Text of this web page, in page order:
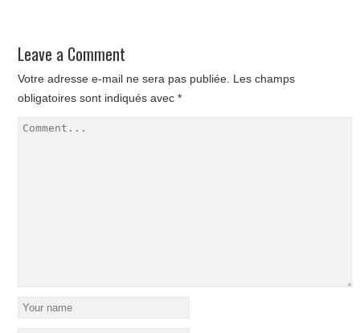
Leave a Comment
Votre adresse e-mail ne sera pas publiée. Les champs
obligatoires sont indiqués avec*